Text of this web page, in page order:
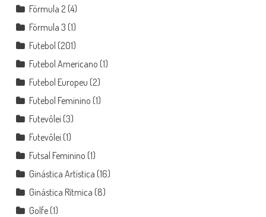
Fórmula 2(4)
Fórmula 3 (1)
Futebol (201)
Futebol Americano (1)
Futebol Europeu (2)
Futebol Feminino (1)
Futevôlei (3)
Futevôlei (1)
Futsal Feminino (1)
Ginástica Artística (16)
Ginástica Rítmica (8)
Golfe(1)